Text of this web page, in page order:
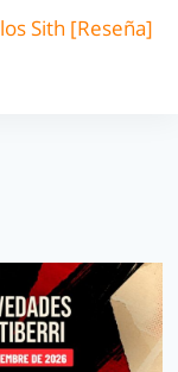
Sith [Reseña]